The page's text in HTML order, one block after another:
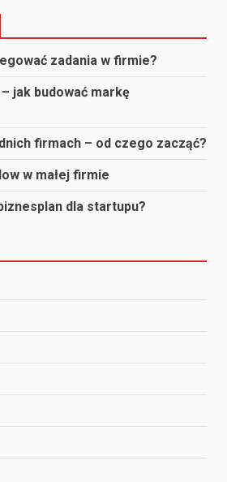
zadania w firmie?
jak budować markę
firmach – od czego zacząć?
w małej firmie
dla startupu?